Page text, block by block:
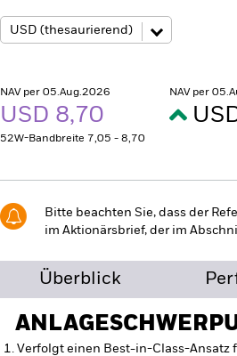
NAV per 05.Aug.2026
USD 8,70
52W-Bandbreite 7,05 - 8,70
NAV per
Bitte beachten Sie, dass der
im Aktionärsbrief, der im
Überblick
Verfolgt einen Best-in-Class-Ansatz